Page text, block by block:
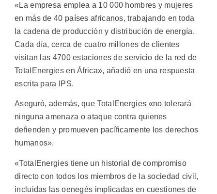
«La empresa emplea a 10 000 hombres y mujeres
en más de 40 países africanos, trabajando en toda
la cadena de producción y distribución de energía.
Cada día, cerca de cuatro millones de clientes
visitan las 4700 estaciones de servicio de la red de
TotalEnergies en África», añadió en una respuesta
escrita para IPS.
Aseguró, además, que TotalEnergies «no tolerará
ninguna amenaza o ataque contra quienes
defienden y promueven pacíficamente los derechos
humanos».
«TotalEnergies tiene un historial de compromiso
directo con todos los miembros de la sociedad civil,
incluidas las oenegés implicadas en cuestiones de